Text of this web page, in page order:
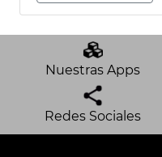
Nuestras Apps
Redes Sociales